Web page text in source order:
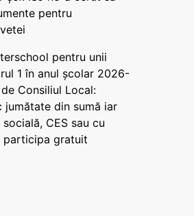
pentru
pentru unii
1 în anul școlar 2026-
Consiliul Local:
jumătate din sumă iar
CES sau cu
gratuit